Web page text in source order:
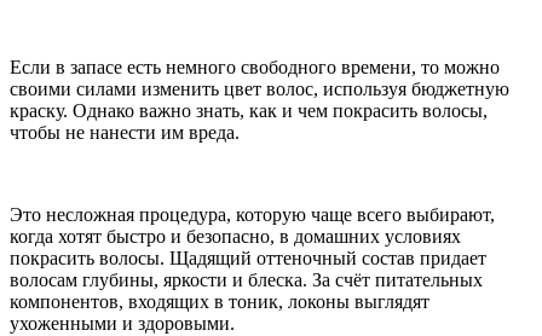
Если в запасе есть немного свободного времени, то можно
своими силами изменить цвет волос, используя бюджетную
краску. Однако важно знать, как и чем покрасить волосы,
чтобы не нанести им вреда.
Это несложная процедура, которую чаще всего выбирают,
когда хотят быстро и безопасно, в домашних условиях
покрасить волосы. Щадящий оттеночный состав придает
волосам глубины, яркости и блеска. За счёт питательных
компонентов, входящих в тоник, локоны выглядят
ухоженными и здоровыми.